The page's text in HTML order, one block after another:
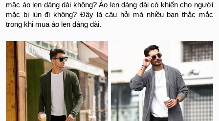
mặc áo len dáng dài không? Áo len dáng dài có khiến cho người
mặc bị lùn đi không? Đây là câu hỏi mà nhiều bạn thắc mắc
trong khi mua áo len dáng dài.